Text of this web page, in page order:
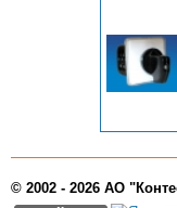
© 2002 - 2026 АО